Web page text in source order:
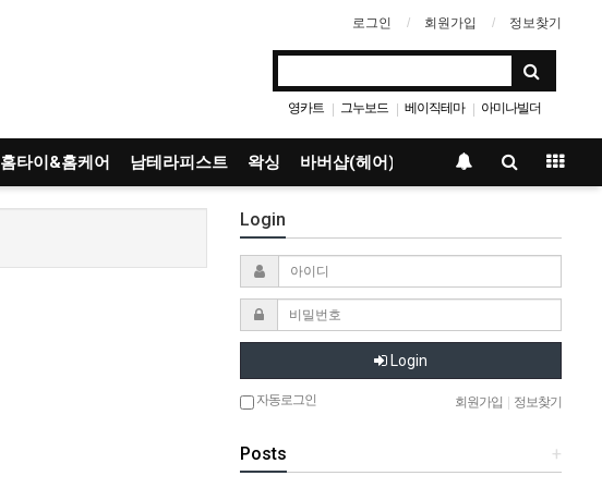
로그인 회원가입 정보찾기
영카트 | 그누보드 | 베이직테마 | 아미나빌더
홈타이&홈케어 남테라피스트 왁싱 바버샵(헤어)
Login
Login
자동로그인 회원가입 정보찾기
+
Posts